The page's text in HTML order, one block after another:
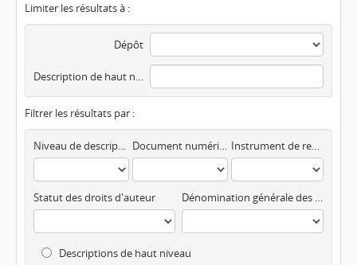
Limiter les résultats à :
Dépôt
Description de haut niveau
Filtrer les résultats par :
Niveau de description Document numérisé disponible Instrument de recherche
Statut des droits d'auteur Dénomination générale des documents
Descriptions de haut niveau